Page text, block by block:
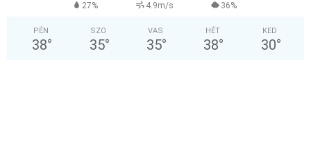
27% 4.9m/s 36%
PÉN
38°
SZO
35°
VAS
35°
HÉT
38°
KED
30°